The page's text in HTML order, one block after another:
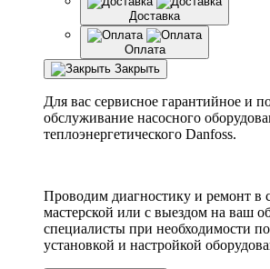
Доставка
Оплата
Закрыть
Для вас сервисное гарантийное и
обслуживание насосного
теплоэнергетического Danfoss.
Проводим диагностику и ремонт в
мастерской или с выездом на ваш
специалисты при необходимости
установкой и настройкой